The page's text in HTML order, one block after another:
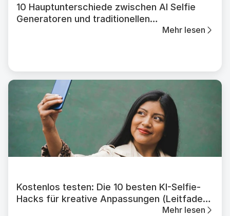
10 Hauptunterschiede zwischen AI Selfie
Generatoren und traditionellen
Mehr lesen
Kostenlos testen: Die 10 besten KI-Selfie-
Hacks für kreative Anpassungen (Leitfaden
Mehr lesen